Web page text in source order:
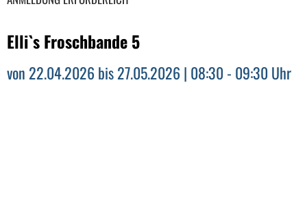
Elli`s Froschbande 5
von 22.04.2026 bis 27.05.2026 | 08:30 - 09:30 Uhr